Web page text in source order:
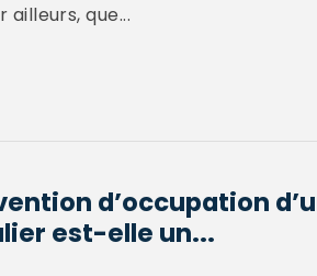
que...
d’occupation
est-elle un...